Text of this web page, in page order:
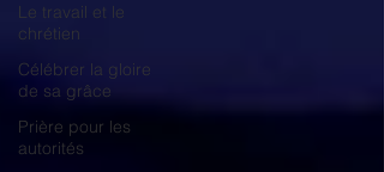
Le travail et le
chrétien
Célébrer la gloire
de sa grâce
Prière pour les
autorités